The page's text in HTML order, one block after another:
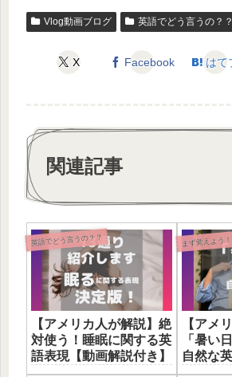
Vlog動画ブログ 英語でどう言うの？？
X Facebook はて
関連記事
英語でどう言うの？？
【アメリカ人が解説】絶
対使う！睡眠に関する英
語表現【動画解説付き】
【アメ
「暑い
自然な